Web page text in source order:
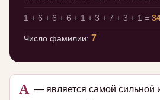
1 + 6 + 6 + 6 + 1 + 3 + 7 + 3 + 1 =
Число фамилии: 7
А — является самой сильной